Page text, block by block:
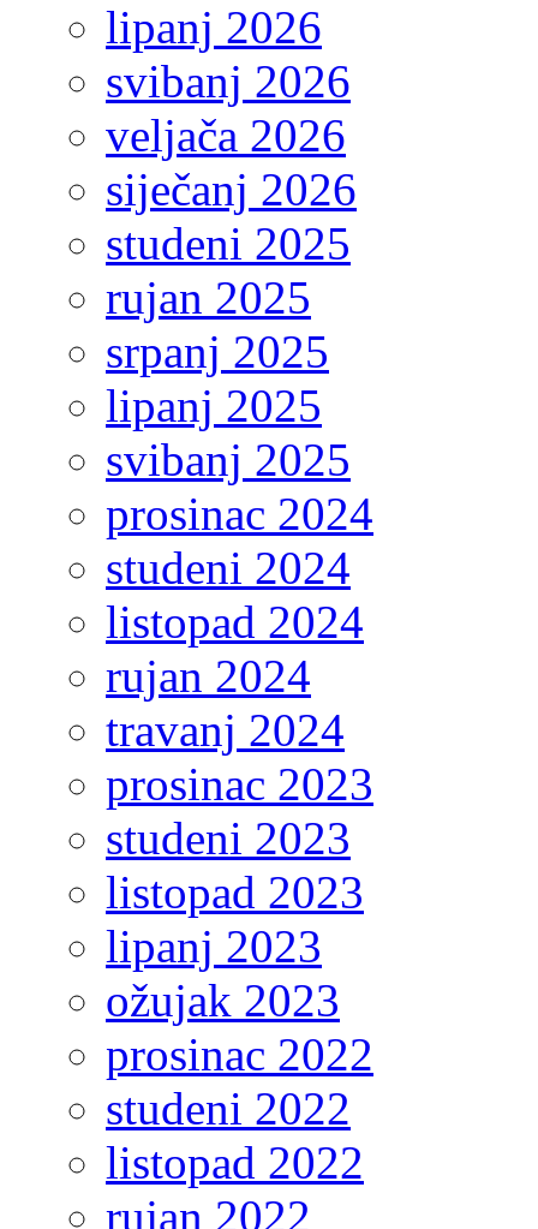
lipanj 2026
svibanj 2026
veljača 2026
siječanj 2026
studeni 2025
rujan 2025
srpanj 2025
lipanj 2025
svibanj 2025
prosinac 2024
studeni 2024
listopad 2024
rujan 2024
travanj 2024
prosinac 2023
studeni 2023
listopad 2023
lipanj 2023
ožujak 2023
prosinac 2022
studeni 2022
listopad 2022
rujan 2022